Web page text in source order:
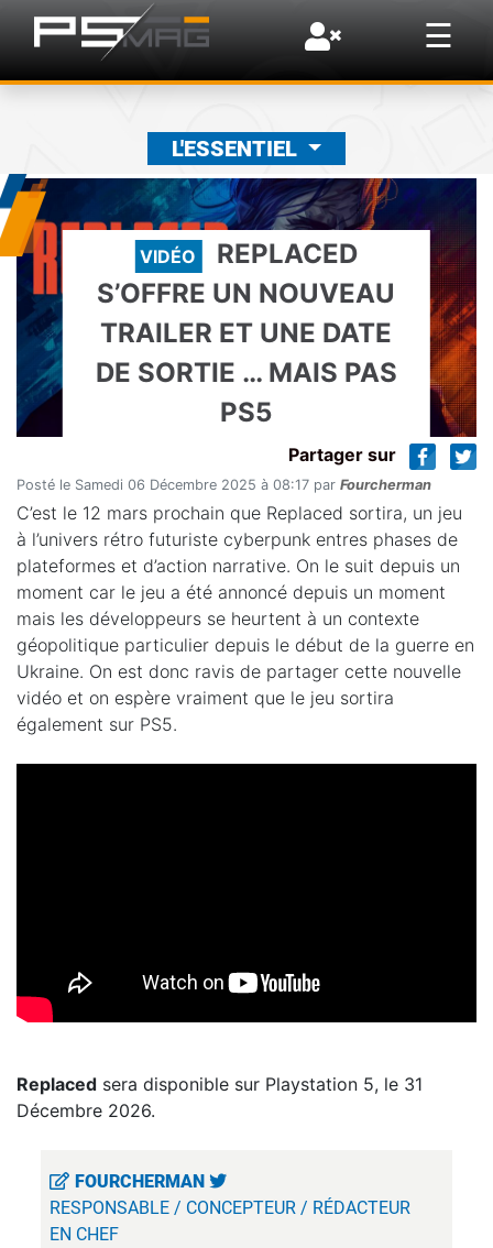
☰
×
L'ESSENTIEL
VIDÉO
REPLACED
S’OFFRE UN NOUVEAU
TRAILER ET UNE DATE
DE SORTIE … MAIS PAS
PS5
Partager sur
Posté le Samedi 06 Décembre 2025 à 08:17 par Fourcherman
C’est le 12 mars prochain que Replaced sortira, un jeu
à l’univers rétro futuriste cyberpunk entres phases de
plateformes et d’action narrative. On le suit depuis un
moment car le jeu a été annoncé depuis un moment
mais les développeurs se heurtent à un contexte
géopolitique particulier depuis le début de la guerre en
Ukraine. On est donc ravis de partager cette nouvelle
vidéo et on espère vraiment que le jeu sortira
également sur PS5.
Replaced sera disponible sur Playstation 5, le 31
Décembre 2026.
FOURCHERMAN
RESPONSABLE / CONCEPTEUR / RÉDACTEUR
EN CHEF